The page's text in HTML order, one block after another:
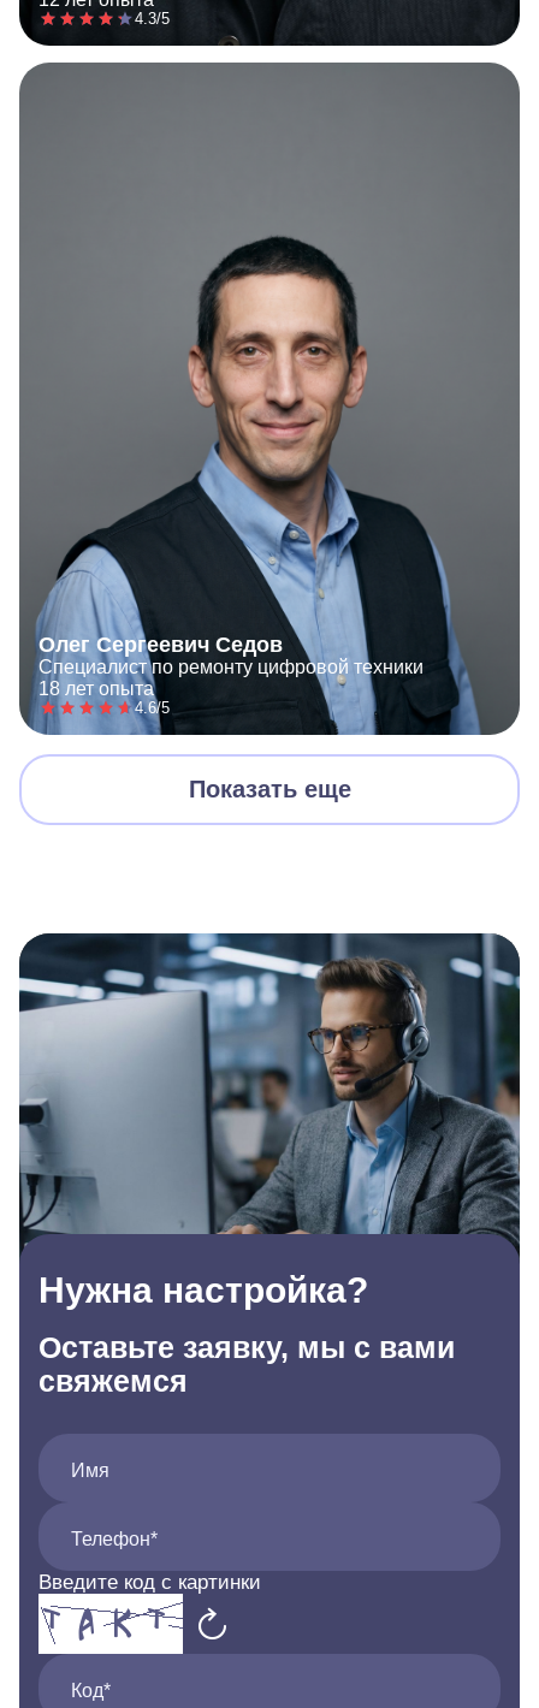
4.3/5
Олег Сергеевич Седов
Специалист по ремонту цифровой техники
18 лет опыта
4.6/5
Показать еще
Нужна настройка?
Оставьте заявку, мы с вами
свяжемся
Имя
Телефон*
Введите код с картинки
Код*